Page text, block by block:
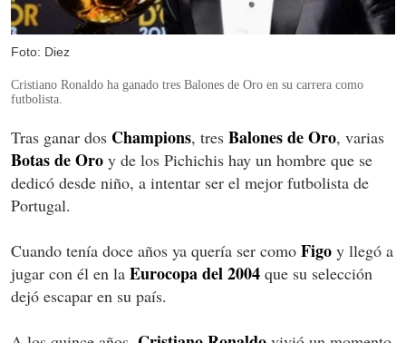
Foto: Diez
Cristiano Ronaldo ha ganado tres Balones de Oro en su carrera como
futbolista.
Tras ganar dos Champions, tres Balones de Oro, varias
Botas de Oro y de los Pichichis hay un hombre que se
dedicó desde niño, a intentar ser el mejor futbolista de
Portugal.
Cuando tenía doce años ya quería ser como Figo y llegó a
jugar con él en la Eurocopa del 2004 que su selección
dejó escapar en su país.